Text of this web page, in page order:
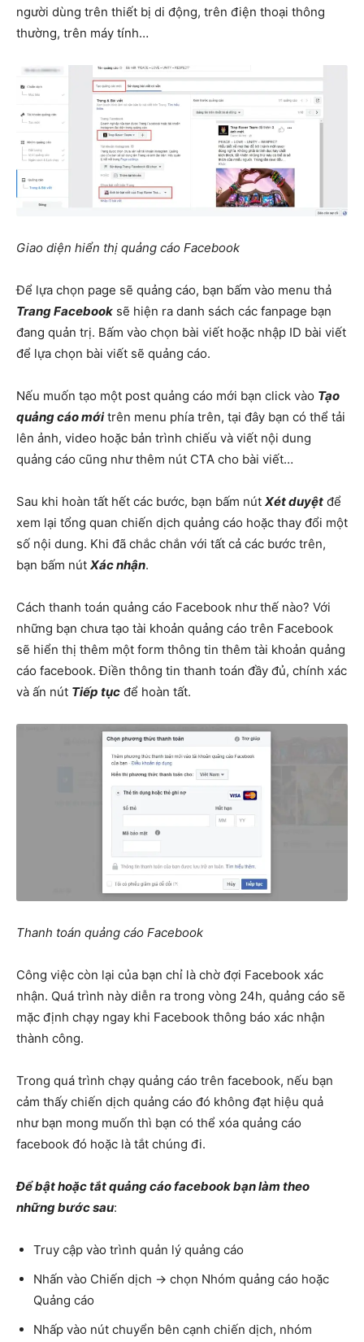
người dùng trên thiết bị di động, trên điện thoại thông
thường, trên máy tính…
Giao diện hiển thị quảng cáo Facebook
Để lựa chọn page sẽ quảng cáo, bạn bấm vào menu thả
Trang Facebook sẽ hiện ra danh sách các fanpage bạn
đang quản trị. Bấm vào chọn bài viết hoặc nhập ID bài viết
để lựa chọn bài viết sẽ quảng cáo.
Nếu muốn tạo một post quảng cáo mới bạn click vào Tạo
quảng cáo mớitrên menu phía trên, tại đây bạn có thể tải
lên ảnh, video hoặc bản trình chiếu và viết nội dung
quảng cáo cũng như thêm nút CTA cho bài viết…
Sau khi hoàn tất hết các bước, bạn bấm nút Xét duyệt để
xem lại tổng quan chiến dịch quảng cáo hoặc thay đổi một
số nội dung. Khi đã chắc chắn với tất cả các bước trên,
bạn bấm nút Xác nhận.
Cách thanh toán quảng cáo Facebook như thế nào? Với
những bạn chưa tạo tài khoản quảng cáo trên Facebook
sẽ hiển thị thêm một form thông tin thêm tài khoản quảng
cáo facebook. Điền thông tin thanh toán đầy đủ, chính xác
và ấn nút Tiếp tục để hoàn tất.
Thanh toán quảng cáo Facebook
Công việc còn lại của bạn chỉ là chờ đợi Facebook xác
nhận. Quá trình này diễn ra trong vòng 24h, quảng cáo sẽ
mặc định chạy ngay khi Facebook thông báo xác nhận
thành công.
Trong quá trình chạy quảng cáo trên facebook, nếu bạn
cảm thấy chiến dịch quảng cáo đó không đạt hiệu quả
như bạn mong muốn thì bạn có thể xóa quảng cáo
facebook đó hoặc là tắt chúng đi.
Để bật hoặc tắt quảng cáo facebook bạn làm theo
những bước sau:
Truy cập vào trình quản lý quảng cáo
Nhấn vào Chiến dịch -> chọn Nhóm quảng cáo hoặc
Quảng cáo
Nhấp vào nút chuyển bên cạnh chiến dịch, nhóm